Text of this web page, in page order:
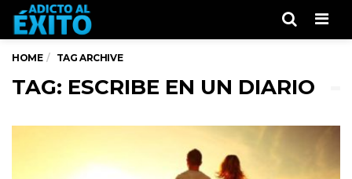
HOME TAG ARCHIVE
TAG: ESCRIBE EN UN DIARIO